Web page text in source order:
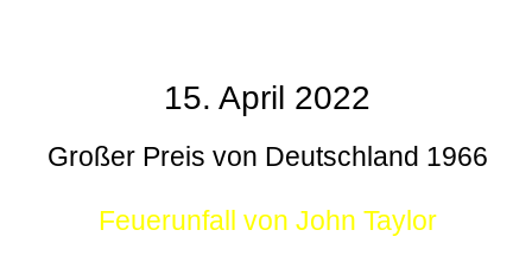
15. April 2022
Großer Preis von Deutschland 1966
Feuerunfall von John Taylor